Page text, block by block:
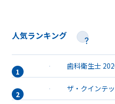
人気ランキング
歯科衛生士
ザ・クインテ